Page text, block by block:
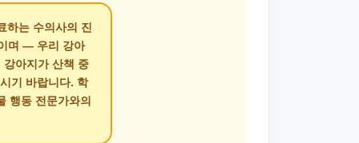
하는 수의사의 진
며 — 우리 강아
강아지가 산책 중
기 바랍니다. 학
행동 전문가와의